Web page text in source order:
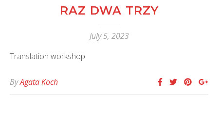
RAZ DWA TRZY
July 5, 2023
Translation workshop
ByAgata Koch